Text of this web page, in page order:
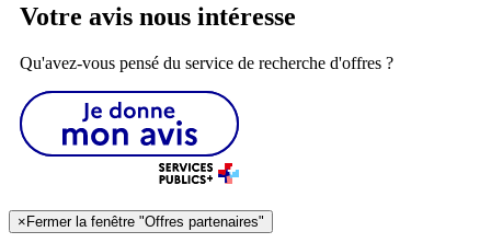
Votre avis nous intéresse
Qu'avez-vous pensé du service de recherche d'offres ?
×Fermer la fenêtre "Offres partenaires"